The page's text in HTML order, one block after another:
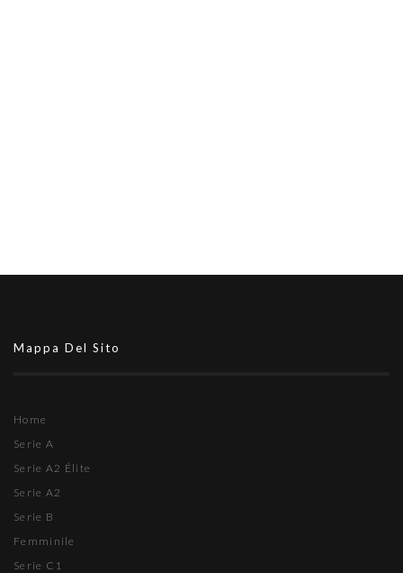
Mappa Del Sito
Home
Serie A
Serie A2 Élite
Serie A2
Serie B
Femminile
Serie C1